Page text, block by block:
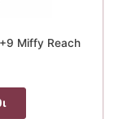
Miffy Reach